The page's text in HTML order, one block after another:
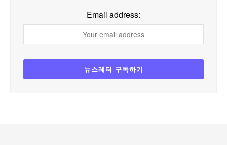
Email address: